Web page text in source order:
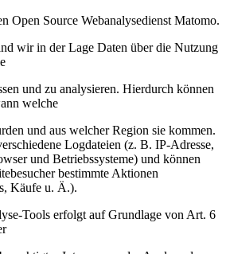
Open Source Webanalysedienst Matomo.
wir in der Lage Daten über die Nutzung
und zu analysieren. Hierdurch können
welche
und aus welcher Region sie kommen.
Logdateien (z. B. IP-Adresse,
und Betriebssysteme) und können
bestimmte Aktionen
Käufe u. Ä.).
Tools erfolgt auf Grundlage von Art. 6